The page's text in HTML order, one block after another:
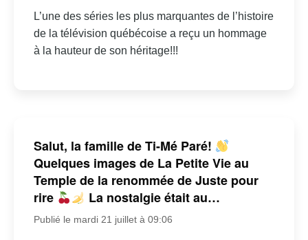
L’une des séries les plus marquantes de l’histoire
de la télévision québécoise a reçu un hommage
à la hauteur de son héritage!!!
Salut, la famille de Ti-Mé Paré!
Quelques images de La Petite Vie au
Temple de la renommée de Juste pour
rire
La nostalgie était au…
Publié le mardi 21 juillet à 09:06